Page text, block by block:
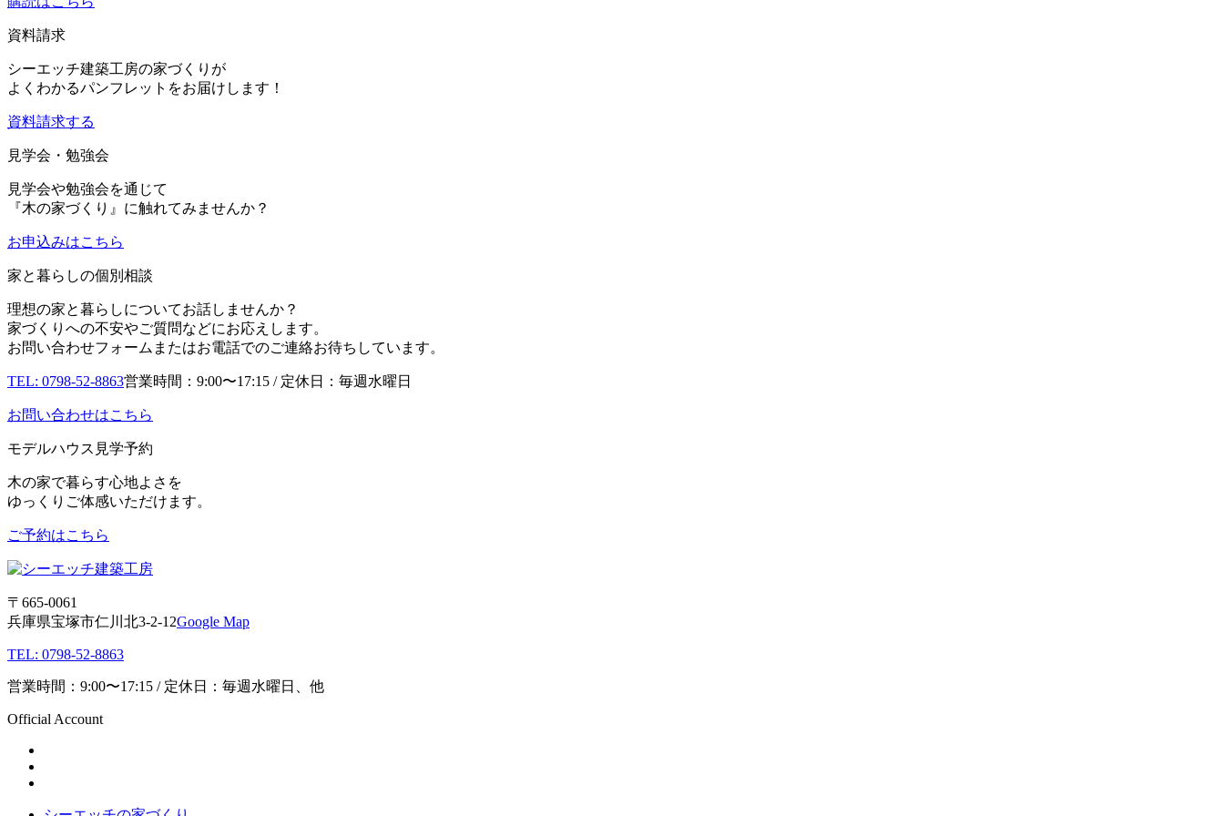
資料請求
シーエッチ建築工房の家づくりが
よくわかるパンフレットをお届けします！
資料請求する
見学会・勉強会
見学会や勉強会を通じて
『木の家づくり』に触れてみませんか？
お申込みはこちら
家と暮らしの個別相談
理想の家と暮らしについてお話しませんか？
家づくりへの不安やご質問などにお応えします。
お問い合わせフォームまたはお電話でのご連絡お待ちしています。
TEL: 0798-52-8863営業時間：9:00〜17:15 / 定休日：毎週水曜日
お問い合わせはこちら
モデルハウス見学予約
木の家で暮らす心地よさを
ゆっくりご体感いただけます。
ご予約はこちら
〒665-0061
兵庫県宝塚市仁川北3-2-12Google Map
TEL: 0798-52-8863
営業時間：9:00〜17:15 / 定休日：毎週水曜日、他
Official Account